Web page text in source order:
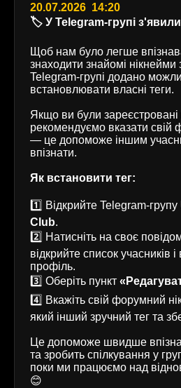
20.07.2026 14:20
🏷️ У Telegram-групі
Щоб нам було легше
знаходити знайомі нікнейми
Telegram-групі додано
встановлювати власні теги.
Якщо ви були
рекомендуємо вказати свій
— це допоможе іншим
впізнати.
Як встановити тег:
1️⃣ Відкрийте Telegram-групу
Club.
2️⃣ Натисніть на своє
відкрийте список учасників і
профіль.
3️⃣ Оберіть пункт
4️⃣ Вкажіть свій форумний
який інший зручний тег та
Це допоможе швидше
та зробить спілкування у
поки ми працюємо над
😊